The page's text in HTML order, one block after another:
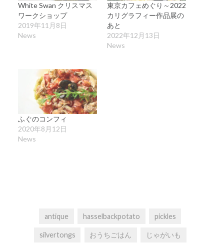
White Swan クリスマス
ワークショップ
2019年11月8日
News
東京カフェめぐり～2022
カリグラフィー作品展の
あと
2022年12月13日
News
ふぐのコンフィ
2020年8月12日
News
antique hasselbackpotato pickles
silvertongs おうちごはん じゃがいも